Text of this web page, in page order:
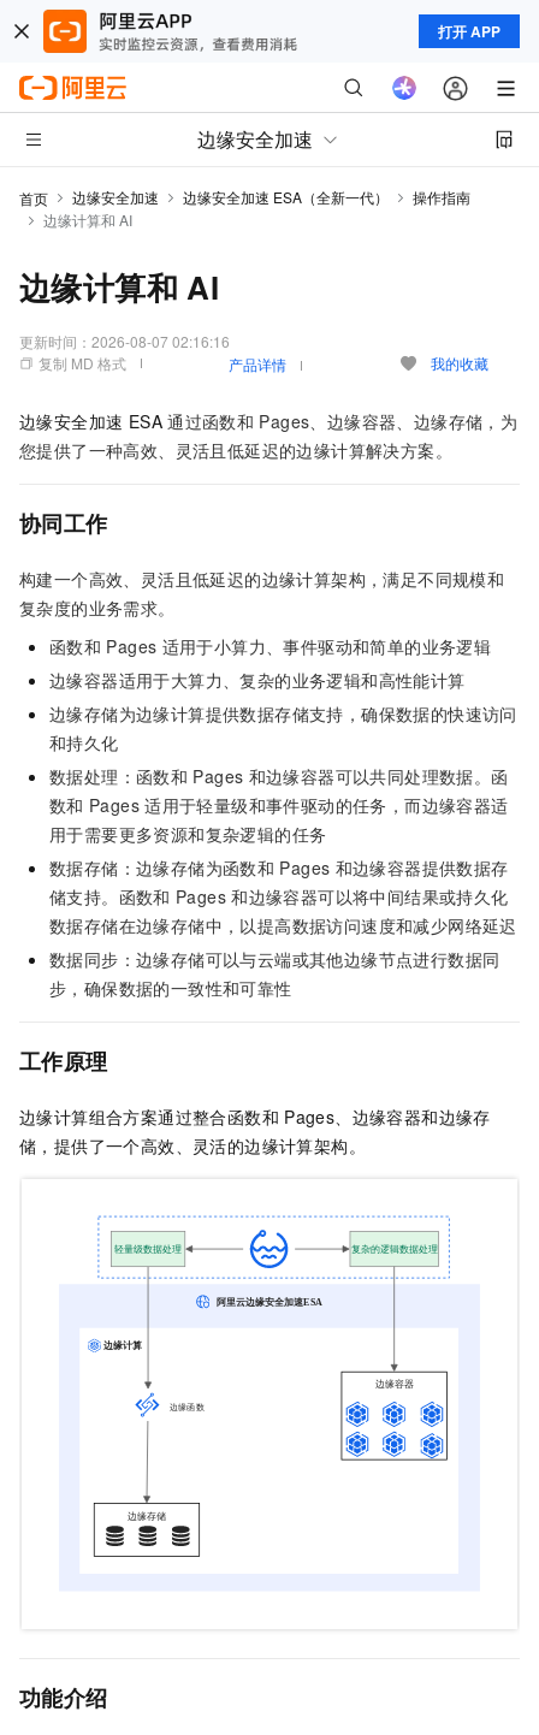
打开 APP
边缘安全加速
首页 边缘安全加速 边缘安全加速 ESA（全新一代）
操作指南
边缘计算和 AI
边缘计算和 AI
更新时间： 2026-08-07 02:16:16
复制 MD 格式
产品详情 我的收藏
边缘安全加速 ESA 通过函数和 Pages、边缘容器、边缘存储 ，为
您提供了一种高效、灵活且低延迟的边缘计算解决方案。
协同工作
构建一个高效、灵活且低延迟的边缘计算架构，满足不同规模和
复杂度的业务需求。
函数和 Pages 适用于小算力、事件驱动和简单的业务逻辑
边缘容器适用于大算力、复杂的业务逻辑和高性能计算
边缘存储为边缘计算提供数据存储支持，确保数据的快速访问
和持久化
数据处理：函数和 Pages 和边缘容器可以共同处理数据。函
数和 Pages 适用于轻量级和事件驱动的任务，而边缘容器适
用于需要更多资源和复杂逻辑的任务
数据存储：边缘存储为函数和 Pages 和边缘容器提供数据存
储支持。函数和 Pages 和边缘容器可以将中间结果或持久化
数据存储在边缘存储中，以提高数据访问速度和减少网络延迟
数据同步：边缘存储可以与云端或其他边缘节点进行数据同
步，确保数据的一致性和可靠性
工作原理
边缘计算组合方案通过整合函数和 Pages、边缘容器和边缘存
储，提供了一个高效、灵活的边缘计算架构。
功能介绍